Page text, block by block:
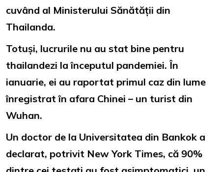
cuvând al Ministerului Sănătății din
Thailanda.
Totuși, lucrurile nu au stat bine pentru
thailandezi la începutul pandemiei. În
ianuarie, ei au raportat primul caz din lume
înregistrat în afara Chinei – un turist din
Wuhan.
Un doctor de la Universitatea din Bankok a
declarat, potrivit New York Times, că 90%